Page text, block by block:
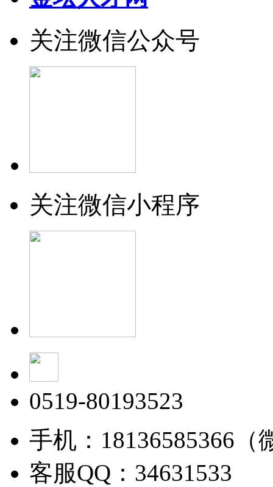
关注微信公众号
关注微信小程序
0519-80193523
手机：18136585366（
客服QQ：34631533